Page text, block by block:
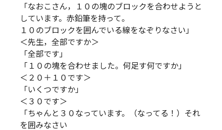
「なおこさん，１０の塊のブロックを合わせようと
しています。赤鉛筆を持って。
１０のブロックを囲んでいる線をなぞりなさい」
＜先生，全部ですか＞
「全部です」
「１０の塊を合わせました。何足す何ですか」
＜２０＋１０です＞
「いくつですか」
＜３０です＞
「ちゃんと３０なっています。（なってる！）それ
を囲みなさい